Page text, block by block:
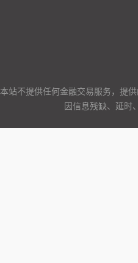
本站不提供任何金融交易服务，提
因信息残缺、延时